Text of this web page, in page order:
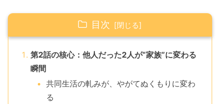
目次
第2話の核心：他人だった2人が“家族”に変わる
瞬間
共同生活の軋みが、やがてぬくもりに変わ
る